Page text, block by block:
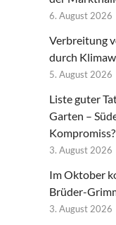
6. August 2026
Verbreitung
durch
5. August 2026
Liste guter
Garten –
Kompromiss?
3. August 2026
Im Oktober
Brüder-
3. August 2026